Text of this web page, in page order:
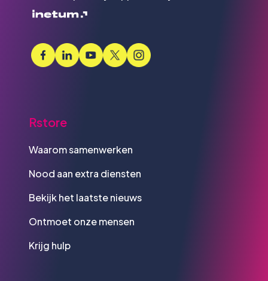
Rstore
Waarom samenwerken
Nood aan extra diensten
Bekijk het laatste nieuws
Ontmoet onze mensen
Krijg hulp